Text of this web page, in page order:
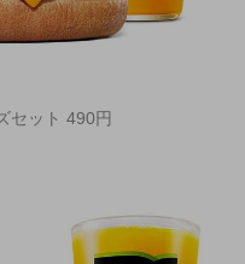
セット 490円